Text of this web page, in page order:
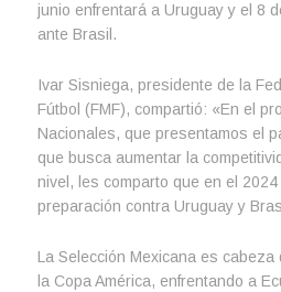
junio enfrentará a Uruguay y el 8
ante Brasil.
Ivar Sisniega, presidente de la
Fútbol (FMF), compartió: «En el
Nacionales, que presentamos el
que busca aumentar la
nivel, les comparto que en el
preparación contra Uruguay y
La Selección Mexicana es
la Copa América, enfrentando a